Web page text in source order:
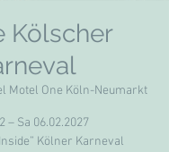
Kölscher
Motel One Köln-Neumarkt
– Sa 06.02.2027
Kölner Karneval